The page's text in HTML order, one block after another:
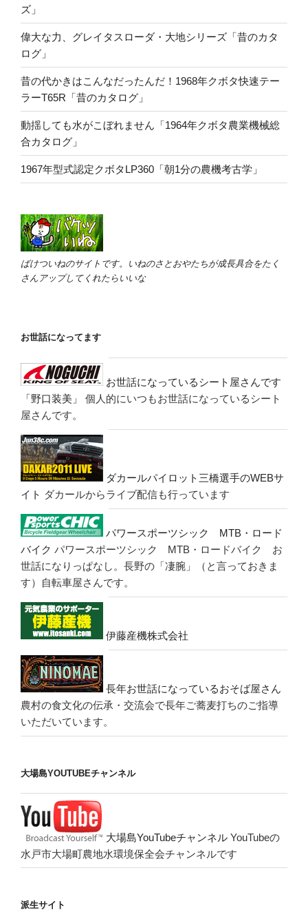
ズ」
偉大な力、グレイタスローダ・大地シリーズ「昔のカタ
ログ」
昔の代かきはこんなだったんだ！1968年クボタ快速テー
ラーT65R「昔のカタログ」
動揺しても水がこぼれません「1964年クボタ農業機械総
合カタログ」
1967年型式認定クボタLP360「朝1分の農機考古学」
ばけついねのサイトです。いねのさとおやたちが成長具合をたく
さんアップしてくれたらいいな
お世話になってます
お世話になっているシート屋さんです
「野口装美」
個人的にいつもお世話になっているシート
屋さんです。
ダカールパイロット三橋選手のWEBサ
イト ダカールからライブ配信も行っています
パワースポーツシック MTB・ロード
バイク パワースポーツシック MTB・ロードバイク お
世話になりっぱなし。長野の「凄腕」（と言っておきま
す）自転車屋さんです。
伊藤産機株式会社
長年お世話になっているおそば屋さん
農村の食文化の伝承・交流会で長年ご蕎麦打ちのご指導
いただいています。
大場島YOUTUBEチャンネル
大場島YouTubeチャンネル YouTubeの
水戸市大場町農地水環境保全会チャンネルです
派生サイト